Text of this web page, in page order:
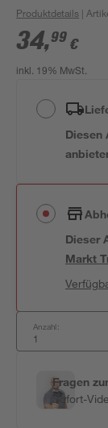
Produktdetails |
34,99 €
inkl. 19% MwSt.
Diesen
Dieser
Markt
Anzahl:
Fragen
Sofort-